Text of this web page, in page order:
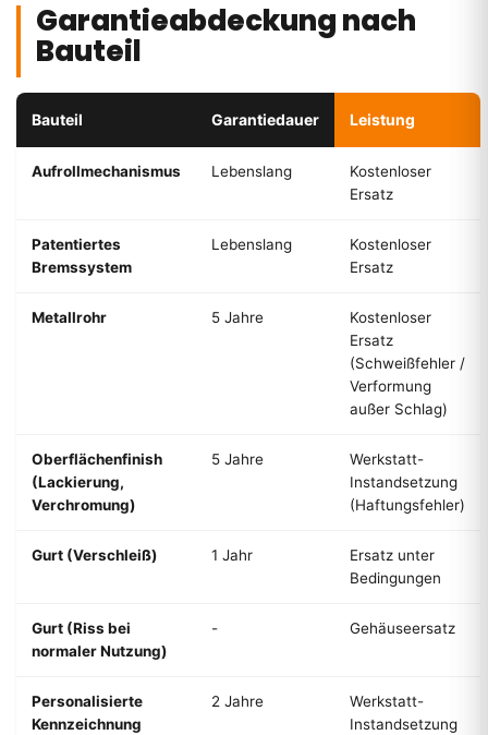
Garantieabdeckung nach
Bauteil
Bauteil Garantiedauer Leistung
Aufrollmechanismus Lebenslang
Kostenloser
Ersatz
Patentiertes
Bremssystem
Lebenslang
Kostenloser
Ersatz
Metallrohr 5 Jahre
Kostenloser
Ersatz
(Schweißfehler /
Verformung
außer Schlag)
Oberflächenfinish
(Lackierung,
Verchromung)
5 Jahre
Werkstatt-
Instandsetzung
(Haftungsfehler)
Gurt (Verschleiß) 1 Jahr
Ersatz unter
Bedingungen
Gurt (Riss bei
normaler Nutzung)
- Gehäuseersatz
Personalisierte
Kennzeichnung
2 Jahre
Werkstatt-
Instandsetzung